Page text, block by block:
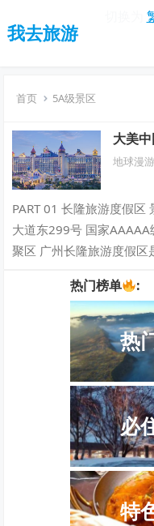
我去旅游
首页 5A级景区
大美
地球漫
PART 01 长隆旅游度假区
大道东299号 国家
聚区 广州长隆旅游度假区
热门榜单 :
热
必
特